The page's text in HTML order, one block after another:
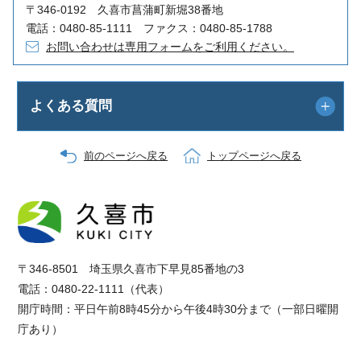
〒346-0192 久喜市菖蒲町新堀38番地
電話：0480-85-1111 ファクス：0480-85-1788
お問い合わせは専用フォームをご利用ください。
よくある質問
前のページへ戻る トップページへ戻る
〒346-8501 埼玉県久喜市下早見85番地の3
電話：0480-22-1111（代表）
開庁時間：平日午前8時45分から午後4時30分まで（一部日曜開
庁あり）